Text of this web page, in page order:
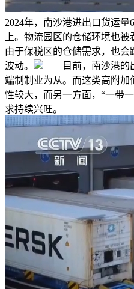
2024年，南沙港进出口货运量
上。物流园区的仓储环境也被
由于保税区的仓储需求，也
波动。
目前，南沙港的
端制制业为从。而这类高附
性较大，而另一方面，“一带
求持续兴旺。